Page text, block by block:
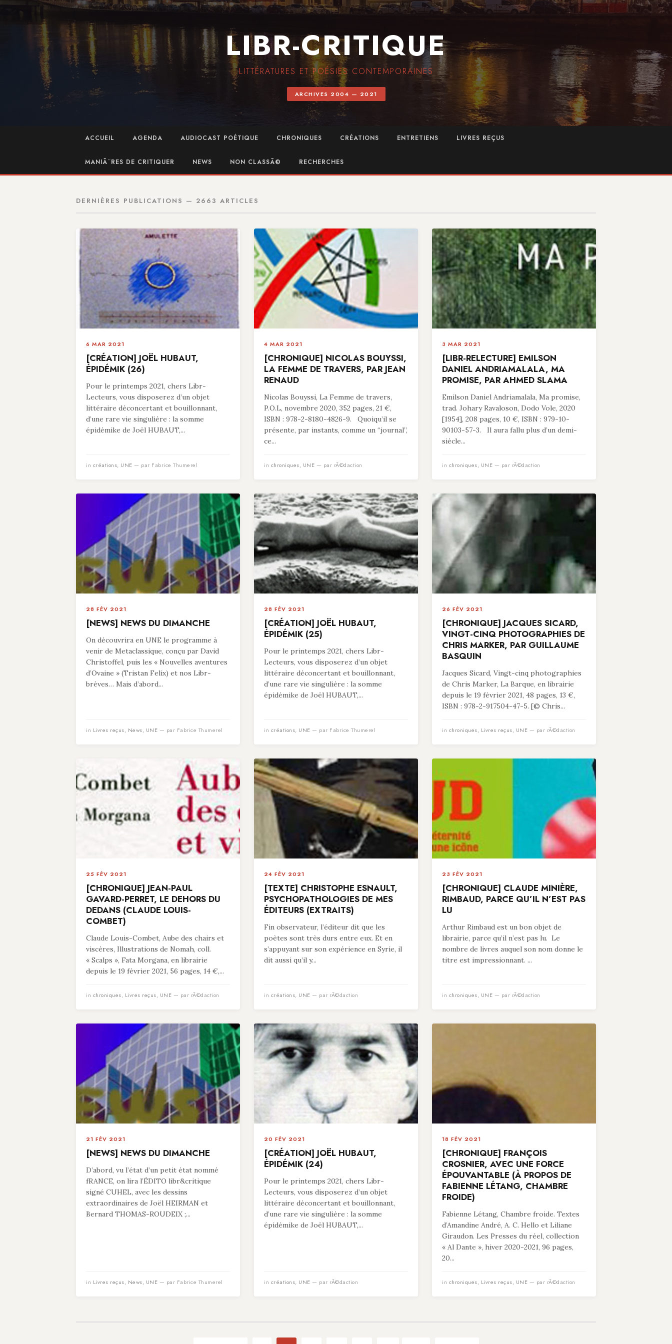
LIBR-CRITIQUE
LITTÉRATURES ET POÉSIES CONTEMPORAINES
ARCHIVES 2004 — 2021
ACCUEIL AGENDA AUDIOCAST POÉTIQUE CHRONIQUES CRÉATIONS ENTRETIENS LIVRES REÇUS
MANIÃ¨RES DE CRITIQUER NEWS NON CLASSÃ© RECHERCHES
DERNIÈRES PUBLICATIONS — 2663 ARTICLES
6 MAR 2021
[CRÉATION] JOËL HUBAUT,
ÉPIDÉMIK (26)
Pour le printemps 2021, chers Libr-
Lecteurs, vous disposerez d’un objet
littéraire déconcertant et bouillonnant,
d’une rare vie singulière : la somme
épidémike de Joël HUBAUT,...
in créations, UNE — par Fabrice Thumerel
4 MAR 2021
[CHRONIQUE] NICOLAS BOUYSSI,
LA FEMME DE TRAVERS, PAR JEAN
RENAUD
Nicolas Bouyssi, La Femme de travers,
P.O.L, novembre 2020, 352 pages, 21 €,
ISBN : 978-2-8180-4826-9. Quoiqu’il se
présente, par instants, comme un “journal”,
ce...
in chroniques, UNE — par rÃ©daction
3 MAR 2021
[LIBR-RELECTURE] EMILSON
DANIEL ANDRIAMALALA, MA
PROMISE, PAR AHMED SLAMA
Emilson Daniel Andriamalala, Ma promise,
trad. Johary Ravaloson, Dodo Vole, 2020
[1954], 208 pages, 10 €, ISBN : 979-10-
90103-57-3. Il aura fallu plus d’un demi-
siècle...
in chroniques, UNE — par rÃ©daction
28 FÉV 2021
[NEWS] NEWS DU DIMANCHE
On découvrira en UNE le programme à
venir de Metaclassique, conçu par David
Christoffel, puis les « Nouvelles aventures
d’Ovaine » (Tristan Felix) et nos Libr-
brèves… Mais d’abord...
in Livres reçus, News, UNE — par Fabrice Thumerel
28 FÉV 2021
[CRÉATION] JOËL HUBAUT,
ÉPIDÉMIK (25)
Pour le printemps 2021, chers Libr-
Lecteurs, vous disposerez d’un objet
littéraire déconcertant et bouillonnant,
d’une rare vie singulière : la somme
épidémike de Joël HUBAUT,...
in créations, UNE — par Fabrice Thumerel
26 FÉV 2021
[CHRONIQUE] JACQUES SICARD,
VINGT-CINQ PHOTOGRAPHIES DE
CHRIS MARKER, PAR GUILLAUME
BASQUIN
Jacques Sicard, Vingt-cinq photographies
de Chris Marker, La Barque, en librairie
depuis le 19 février 2021, 48 pages, 13 €,
ISBN : 978-2-917504-47-5. [© Chris...
in chroniques, Livres reçus, UNE — par rÃ©daction
25 FÉV 2021
[CHRONIQUE] JEAN-PAUL
GAVARD-PERRET, LE DEHORS DU
DEDANS (CLAUDE LOUIS-
COMBET)
Claude Louis-Combet, Aube des chairs et
viscères, Illustrations de Nomah, coll.
« Scalps », Fata Morgana, en librairie
depuis le 19 février 2021, 56 pages, 14 €,...
in chroniques, Livres reçus, UNE — par rÃ©daction
24 FÉV 2021
[TEXTE] CHRISTOPHE ESNAULT,
PSYCHOPATHOLOGIES DE MES
ÉDITEURS (EXTRAITS)
Fin observateur, l’éditeur dit que les
poètes sont très durs entre eux. Et en
s’appuyant sur son expérience en Syrie, il
dit aussi qu’il y...
in créations, UNE — par rÃ©daction
23 FÉV 2021
[CHRONIQUE] CLAUDE MINIÈRE,
RIMBAUD, PARCE QU’IL N’EST PAS
LU
Arthur Rimbaud est un bon objet de
librairie, parce qu’il n’est pas lu. Le
nombre de livres auquel son nom donne le
titre est impressionnant. ...
in chroniques, UNE — par rÃ©daction
21 FÉV 2021
[NEWS] NEWS DU DIMANCHE
D’abord, vu l’état d’un petit état nommé
fRANCE, on lira l’ÉDITO libr&critique
signé CUHEL, avec les dessins
extraordinaires de Joël HEIRMAN et
Bernard THOMAS-ROUDEIX ;...
in Livres reçus, News, UNE — par Fabrice Thumerel
20 FÉV 2021
[CRÉATION] JOËL HUBAUT,
ÉPIDÉMIK (24)
Pour le printemps 2021, chers Libr-
Lecteurs, vous disposerez d’un objet
littéraire déconcertant et bouillonnant,
d’une rare vie singulière : la somme
épidémike de Joël HUBAUT,...
in créations, UNE — par rÃ©daction
18 FÉV 2021
[CHRONIQUE] FRANÇOIS
CROSNIER, AVEC UNE FORCE
ÉPOUVANTABLE (À PROPOS DE
FABIENNE LÉTANG, CHAMBRE
FROIDE)
Fabienne Létang, Chambre froide. Textes
d’Amandine André, A. C. Hello et Liliane
Giraudon. Les Presses du réel, collection
« Al Dante », hiver 2020-2021, 96 pages,
20...
in chroniques, Livres reçus, UNE — par rÃ©daction